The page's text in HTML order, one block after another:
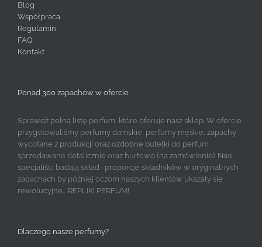
Blog
Współpraca
Regulamin
FAQ
Kontakt
Ponad 300 zapachów w ofercie
Sprawdź pełną listę perfum, które oferuje nasz sklep. W ofercie
przygotowaliśmy perfumy damskie, perfumy męskie, zapachy
wycofane z produkcji oraz ozdobne butelki do perfum
sprzedawane detalicznie oraz hurtowo (na zamówienie). Nasi
specjaliści badają skład i proporcje składników w oryginalnych
zapachach by później oczom naszych klientów ukazały się
rewolucyjne... REPLIKI PERFUM!
Dlaczego nasze perfumy?